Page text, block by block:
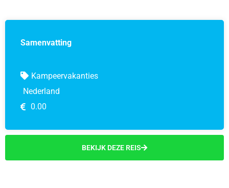
Samenvatting
Kampeervakanties
Nederland
0.00
BEKIJK DEZE REIS